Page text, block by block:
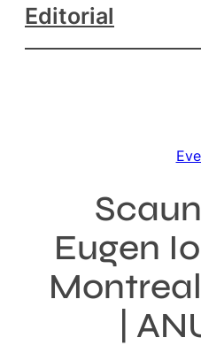
Editorial
Eugen
Montreal
|